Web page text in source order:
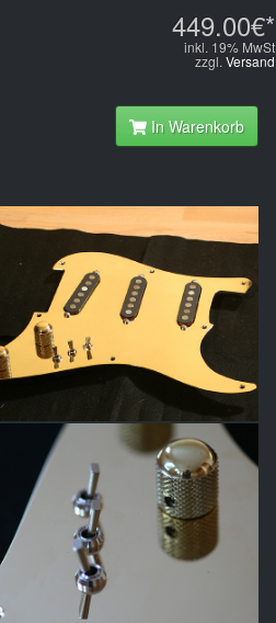
449.00€*
inkl. 19% MwSt
zzgl. Versand
In Warenkorb